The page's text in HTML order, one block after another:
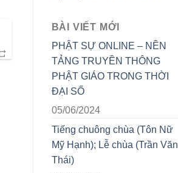
BÀI VIẾT MỚI
PHẬT SỰ ONLINE – NỀN
TẢNG TRUYỀN THÔNG
PHẬT GIÁO TRONG THỜI
ĐẠI SỐ
05/06/2024
Tiếng chuông chùa (Tôn Nữ
Mỹ Hạnh); Lễ chùa (Trần Văn
Thái)